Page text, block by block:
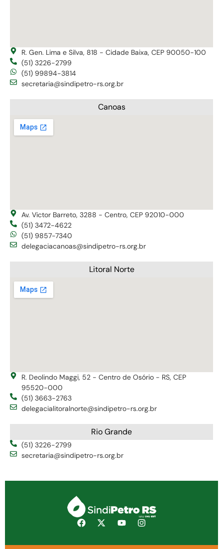
R. Gen. Lima e Silva, 818 - Cidade Baixa, CEP 90050-100
(51) 3226-2799
(51) 99894-3814
secretaria@sindipetro-rs.org.br
Canoas
Av. Victor Barreto, 3288 - Centro, CEP 92010-000
(51) 3472-4622
(51) 9857-7340
delegaciacanoas@sindipetro-rs.org.br
Litoral Norte
R. Deolindo Maggi, 52 - Centro de Osório - RS, CEP
95520-000
(51) 3663-2763
delegacialitoralnorte@sindipetro-rs.org.br
Rio Grande
(51) 3226-2799
secretaria@sindipetro-rs.org.br